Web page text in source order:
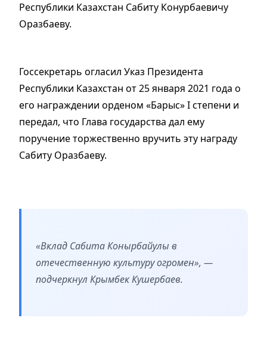
Республики Казахстан Сабиту Конурбаевичу
Оразбаеву.
Госсекретарь огласил Указ Президента
Республики Казахстан от 25 января 2021 года о
его награждении орденом «Барыс» I степени и
передал, что Глава государства дал ему
поручение торжественно вручить эту награду
Сабиту Оразбаеву.
«Вклад Сабита Конырбайулы в
отечественную культуру огромен», —
подчеркнул Крымбек Кушербаев.